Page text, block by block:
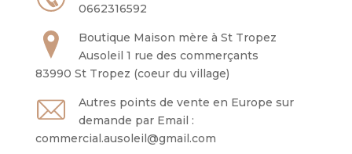
0662316592
Boutique Maison mère à St Tropez
Ausoleil 1 rue des commerçants
83990 St Tropez (coeur du village)
Autres points de vente en Europe sur
demande par Email :
commercial.ausoleil@gmail.com